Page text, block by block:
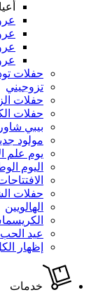
حفلات
تزوجيني
حفلات
حفلات
بيبي شاور
مولود
يوم علم
اليوم
حفلات
الهالويين
عيد الحب
إظهار
خدمات